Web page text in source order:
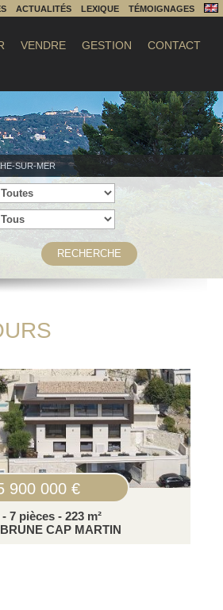
ACTUALITÉS LEXIQUE TÉMOIGNAGES
VENDRE GESTION CONTACT
SUR-MER
RECHERCHE
900 000 €
7 pièces - 223 m²
CAP MARTIN